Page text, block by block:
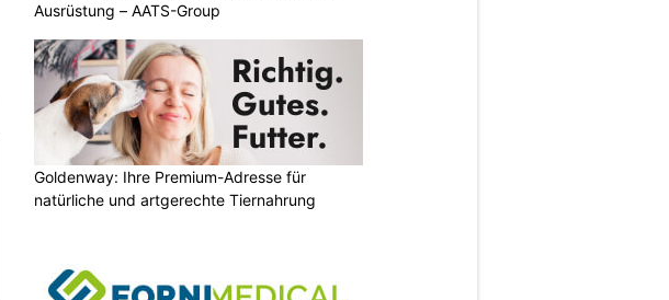
Ausrüstung – AATS-Group
Goldenway: Ihre Premium-Adresse für
natürliche und artgerechte Tiernahrung